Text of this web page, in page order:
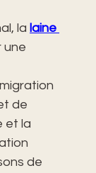
la laine
une
de
et la
de